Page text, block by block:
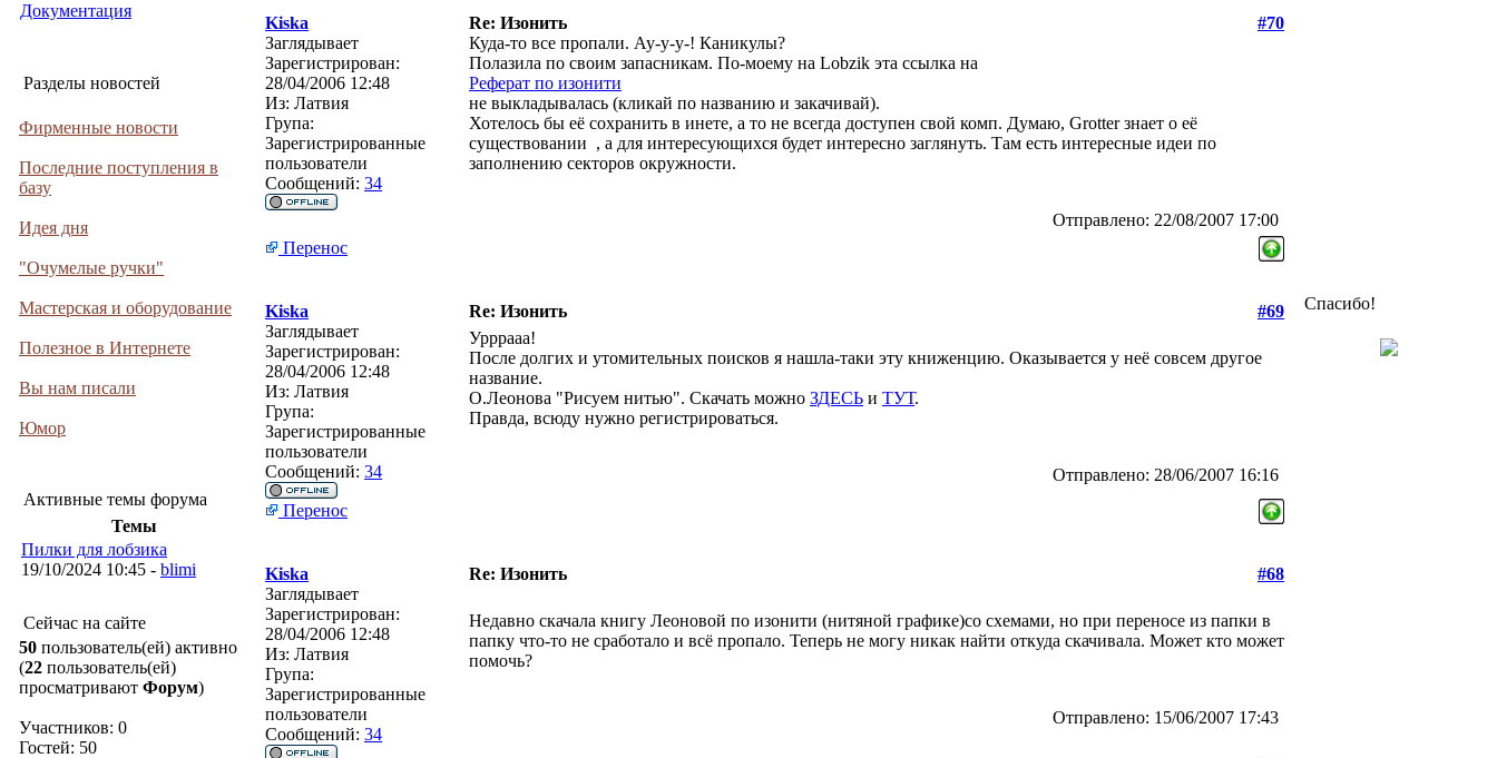
Документация
Разделы новостей
Фирменные новости
Последние поступления в
базу
Идея дня
"Очумелые ручки"
Мастерская и оборудование
Полезное в Интернете
Вы нам писали
Юмор
Активные темы форума
Темы
Пилки для лобзика
19/10/2024 10:45 - blimi
Сейчас на сайте
50 пользователь(ей) активно
(22 пользователь(ей)
просматривают Форум)
Участников: 0
Гостей: 50
Kiska Re: Изонить
#70
Заглядывает
Зарегистрирован:
28/04/2006 12:48
Из: Латвия
Група:
Зарегистрированные
пользователи
Сообщений: 34
Куда-то все пропали. Ау-у-у-! Каникулы?
Полазила по своим запасникам. По-моему на Lobzik эта ссылка на
Реферат по изонити
не выкладывалась (кликай по названию и закачивай).
Хотелось бы её сохранить в инете, а то не всегда доступен свой комп. Думаю, Grotter знает о её
существовании , а для интересующихся будет интересно заглянуть. Там есть интересные идеи по
заполнению секторов окружности.
Отправлено: 22/08/2007 17:00
Перенос
Kiska Re: Изонить
#69
Заглядывает
Зарегистрирован:
28/04/2006 12:48
Из: Латвия
Група:
Зарегистрированные
пользователи
Сообщений: 34
Урррааа!
После долгих и утомительных поисков я нашла-таки эту книженцию. Оказывается у неё совсем другое
название.
О.Леонова "Рисуем нитью". Скачать можно ЗДЕСЬ и ТУТ.
Правда, всюду нужно регистрироваться.
Отправлено: 28/06/2007 16:16
Перенос
Kiska Re: Изонить
#68
Заглядывает
Зарегистрирован:
28/04/2006 12:48
Из: Латвия
Група:
Зарегистрированные
пользователи
Сообщений: 34
Недавно скачала книгу Леоновой по изонити (нитяной графике)со схемами, но при переносе из папки в
папку что-то не сработало и всё пропало. Теперь не могу никак найти откуда скачивала. Может кто может
помочь?
Отправлено: 15/06/2007 17:43
Спасибо!